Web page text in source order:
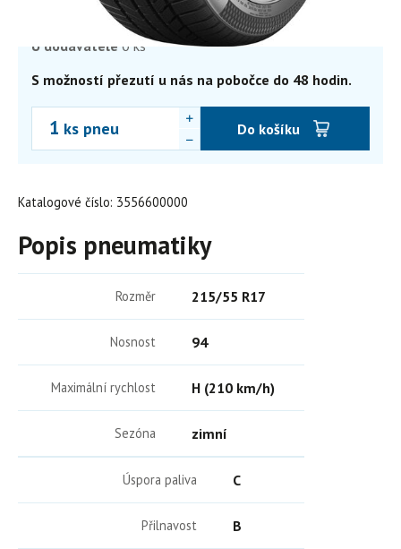
8+ ks
Externí sklad0 ks
U dodavatele 0 ks
S možností přezutí u nás na pobočce do 48 hodin.
ks pneu Do košíku
Katalogové číslo: 3556600000
Popis pneumatiky
Rozměr 215/55 R17
Nosnost 94
Maximální rychlost H (210 km/h)
Sezóna zimní
Úspora paliva C
Přilnavost B